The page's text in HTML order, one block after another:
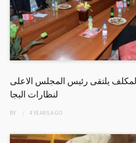
المكلف يلتقى رئيس المجلس الاعلى
لنظارات البجا
BY 4 YEARSAGO